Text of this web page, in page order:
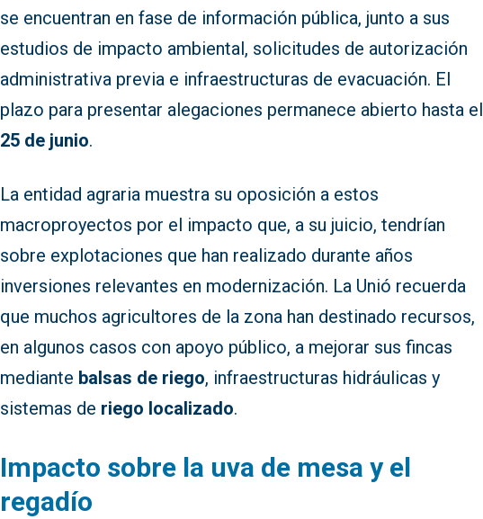
se encuentran en fase de información pública, junto a sus
estudios de impacto ambiental, solicitudes de autorización
administrativa previa e infraestructuras de evacuación. El
plazo para presentar alegaciones permanece abierto hasta el
25 de junio.
La entidad agraria muestra su oposición a estos
macroproyectos por el impacto que, a su juicio, tendrían
sobre explotaciones que han realizado durante años
inversiones relevantes en modernización. La Unió recuerda
que muchos agricultores de la zona han destinado recursos,
en algunos casos con apoyo público, a mejorar sus fincas
mediante balsas de riego, infraestructuras hidráulicas y
sistemas de riego localizado.
Impacto sobre la uva de mesa y el
regadío